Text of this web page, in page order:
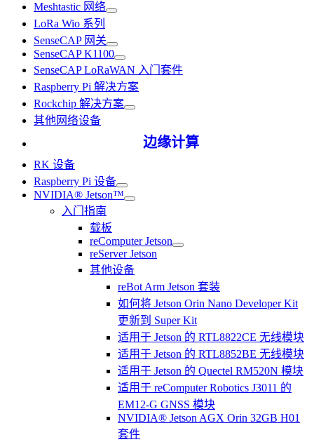
Meshtastic 网络
LoRa Wio 系列
SenseCAP 网关
SenseCAP K1100
SenseCAP LoRaWAN 入门套件
Raspberry Pi 解决方案
Rockchip 解决方案
其他网络设备
边缘计算
RK 设备
Raspberry Pi 设备
NVIDIA® Jetson™
入门指南
载板
reComputer Jetson
reServer Jetson
其他设备
reBot Arm Jetson 套装
如何将 Jetson Orin Nano Developer Kit
更新到 Super Kit
适用于 Jetson 的 RTL8822CE 无线模块
适用于 Jetson 的 RTL8852BE 无线模块
适用于 Jetson 的 Quectel RM520N 模块
适用于 reComputer Robotics J3011 的
EM12-G GNSS 模块
NVIDIA® Jetson AGX Orin 32GB H01
套件